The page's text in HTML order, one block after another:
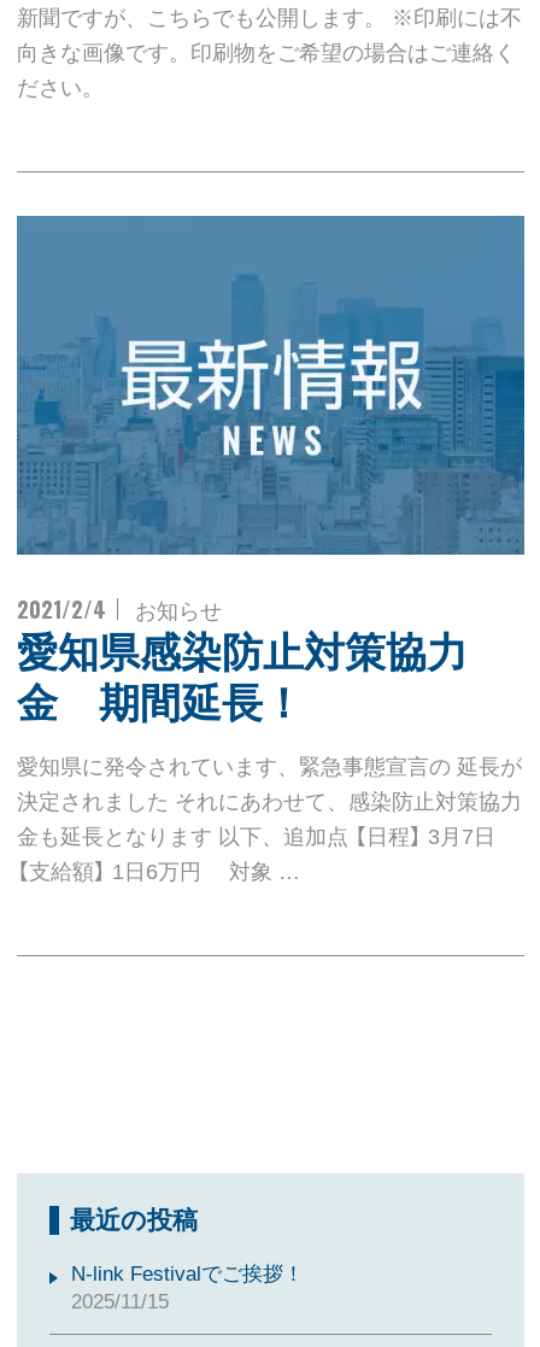
新聞ですが、こちらでも公開します。 ※印刷には不
向きな画像です。印刷物をご希望の場合はご連絡く
ださい。
2021/2/4 お知らせ
愛知県感染防止対策協力
金 期間延長！
愛知県に発令されています、緊急事態宣言の 延長が
決定されました それにあわせて、感染防止対策協力
金も延長となります 以下、追加点 【日程】 3月7日
【支給額】 1日6万円 対象 …
最近の投稿
N-link Festivalでご挨拶！
2025/11/15